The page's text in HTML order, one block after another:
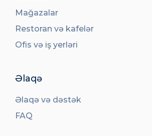
Mağazalar
Restoran və kafelər
Ofis və iş yerləri
Əlaqə
Əlaqə və dəstək
FAQ